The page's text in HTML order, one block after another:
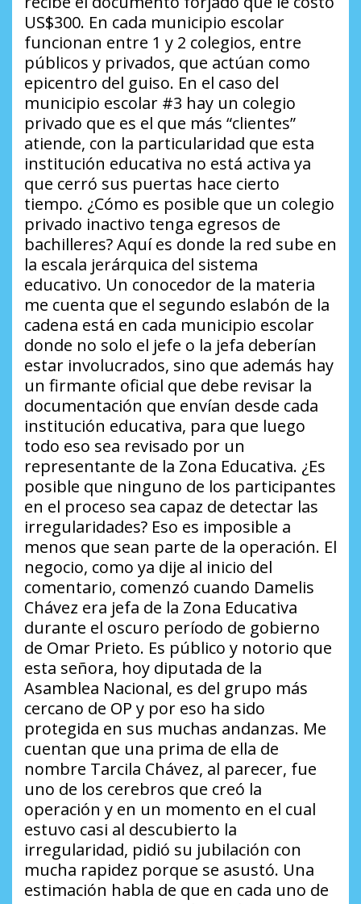
US$300. En cada municipio escolar
funcionan entre 1 y 2 colegios, entre
públicos y privados, que actúan como
epicentro del guiso. En el caso del
municipio escolar #3 hay un colegio
privado que es el que más “clientes”
atiende, con la particularidad que esta
institución educativa no está activa ya
que cerró sus puertas hace cierto
tiempo. ¿Cómo es posible que un colegio
privado inactivo tenga egresos de
bachilleres?Aquí es donde la red sube en
la escala jerárquica del sistema
educativo. Un conocedor de la materia
me cuenta que el segundo eslabón de la
cadena está en cada municipio escolar
donde no solo el jefe o la jefa deberían
estar involucrados, sino que además hay
un firmante oficial que debe revisar la
documentación que envían desde cada
institución educativa, para que luego
todo eso sea revisado por un
representante de la Zona Educativa. ¿Es
posible que ninguno de los participantes
en el proceso sea capaz de detectar las
irregularidades? Eso es imposible a
menos que sean parte de la operación. El
negocio, como ya dije al inicio del
comentario, comenzó cuando Damelis
Chávez era jefa de la Zona Educativa
durante el oscuro período de gobierno
de Omar Prieto. Es público y notorio que
esta señora, hoy diputada de la
Asamblea Nacional, es del grupo más
cercano de OP y por eso ha sido
protegida en sus muchas andanzas. Me
cuentan que una prima de ella de
nombre Tarcila Chávez, al parecer, fue
uno de los cerebros que creó la
operación y en un momento en el cual
estuvo casi al descubierto la
irregularidad, pidió su jubilación con
mucha rapidez porque se asustó. Una
estimación habla de que en cada uno de